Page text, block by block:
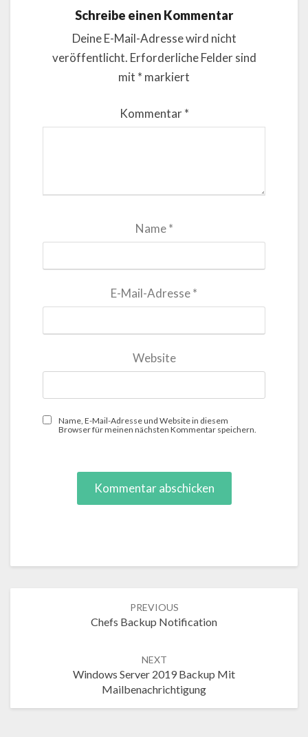
Schreibe einen Kommentar
Deine E-Mail-Adresse wird nicht
veröffentlicht. Erforderliche Felder sind
mit * markiert
Kommentar*
Name*
E-Mail-Adresse*
Website
Name, E-Mail-Adresse und Website in diesem
Browser für meinen nächsten Kommentar speichern.
PREVIOUS
Chefs Backup Notification
NEXT
Windows Server 2019 Backup Mit
Mailbenachrichtigung